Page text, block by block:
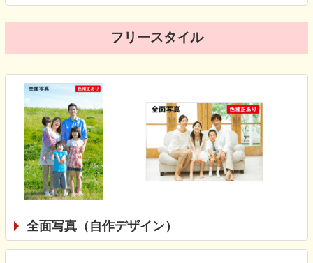
フリースタイル
全面写真（自作デザイン）